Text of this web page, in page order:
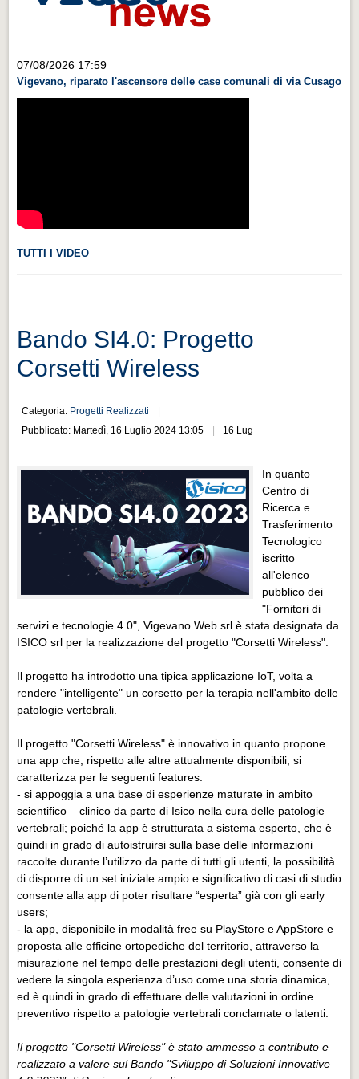
Eventi
Eventi
CITTÀ
Guida turistica rapida
Guida turistica rapida
Distretto industriale
Distretto industriale
Muoversi a Vigevano
Cultura e turismo 4.0
PROGETTI
PROGETTI
Progetti Aperti
Progetti Aperti
Progetti Realizzati
EVENTI
EVENTI
Eventi Vigevano
Eventi Pavia
Eventi Pavia
07/08/2026 17:59
Vigevano, riparato l'ascensore delle case comunali di via Cusago
TUTTI I VIDEO
Bando SI4.0: Progetto
Corsetti Wireless
Categoria: Progetti Realizzati
Pubblicato: Martedì, 16 Luglio 2024 13:05
16 Lug
In quanto
Centro di
Ricerca e
Trasferimento
Tecnologico
iscritto
all'elenco
pubblico dei
"Fornitori di
servizi e tecnologie 4.0", Vigevano Web srl è stata designata da
ISICO srl per la realizzazione del progetto "Corsetti Wireless".
Il progetto ha introdotto una tipica applicazione IoT, volta a
rendere "intelligente" un corsetto per la terapia nell'ambito delle
patologie vertebrali.
Il progetto "Corsetti Wireless" è innovativo in quanto propone
una app che, rispetto alle altre attualmente disponibili, si
caratterizza per le seguenti features:
- si appoggia a una base di esperienze maturate in ambito
scientifico – clinico da parte di Isico nella cura delle patologie
vertebrali; poiché la app è strutturata a sistema esperto, che è
quindi in grado di autoistruirsi sulla base delle informazioni
raccolte durante l’utilizzo da parte di tutti gli utenti, la possibilità
di disporre di un set iniziale ampio e significativo di casi di studio
consente alla app di poter risultare “esperta” già con gli early
users;
- la app, disponibile in modalità free su PlayStore e AppStore e
proposta alle officine ortopediche del territorio, attraverso la
misurazione nel tempo delle prestazioni degli utenti, consente di
vedere la singola esperienza d’uso come una storia dinamica,
ed è quindi in grado di effettuare delle valutazioni in ordine
preventivo rispetto a patologie vertebrali conclamate o latenti.
Il progetto "Corsetti Wireless" è stato ammesso a contributo e
realizzato a valere sul Bando "Sviluppo di Soluzioni Innovative